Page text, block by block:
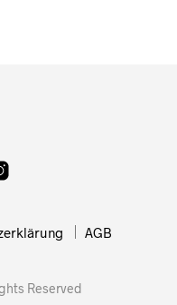
AGB
Reserved